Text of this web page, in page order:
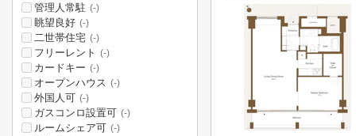
管理人常駐 (-)
眺望良好 (-)
二世帯住宅 (-)
フリーレント (-)
カードキー (-)
オープンハウス (-)
外国人可 (-)
ガスコンロ設置可 (-)
ルームシェア可 (-)